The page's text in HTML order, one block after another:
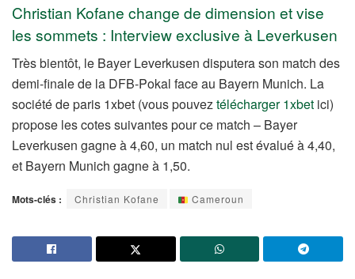
Christian Kofane change de dimension et vise
les sommets : Interview exclusive à Leverkusen
Très bientôt, le Bayer Leverkusen disputera son match des
demi-finale de la DFB-Pokal face au Bayern Munich. La
société de paris 1xbet (vous pouveztélécharger 1xbet ici)
propose les cotes suivantes pour ce match – Bayer
Leverkusen gagne à 4,60, un match nul est évalué à 4,40,
et Bayern Munich gagne à 1,50.
Mots-clés : Christian Kofane Cameroun